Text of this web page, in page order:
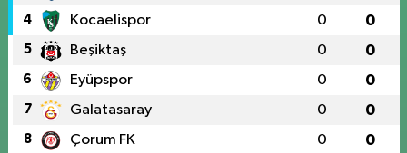
4 Kocaelispor 0 0
5 Beşiktaş 0 0
6 Eyüpspor 0 0
7 Galatasaray 0 0
8 Çorum FK 0 0